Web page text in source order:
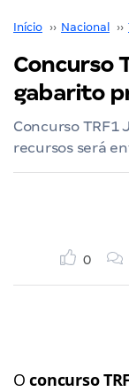
Início ›› Nacional ››
Concurso
gabarito
Concurso TRF1
recursos será
0
Oconcurso